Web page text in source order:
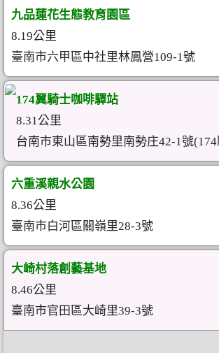
九品蓮花生態教育園區
8.19公里
臺南市六甲區中社里林鳳營109-1號
174翼騎士咖啡驛站
8.31公里
台南市東山區南勢里南勢庄42-1號
六重溪親水公園
8.36公里
臺南市白河區關嶺里28-3號
大崎村落創藝基地
8.46公里
臺南市官田區大崎里39-3號